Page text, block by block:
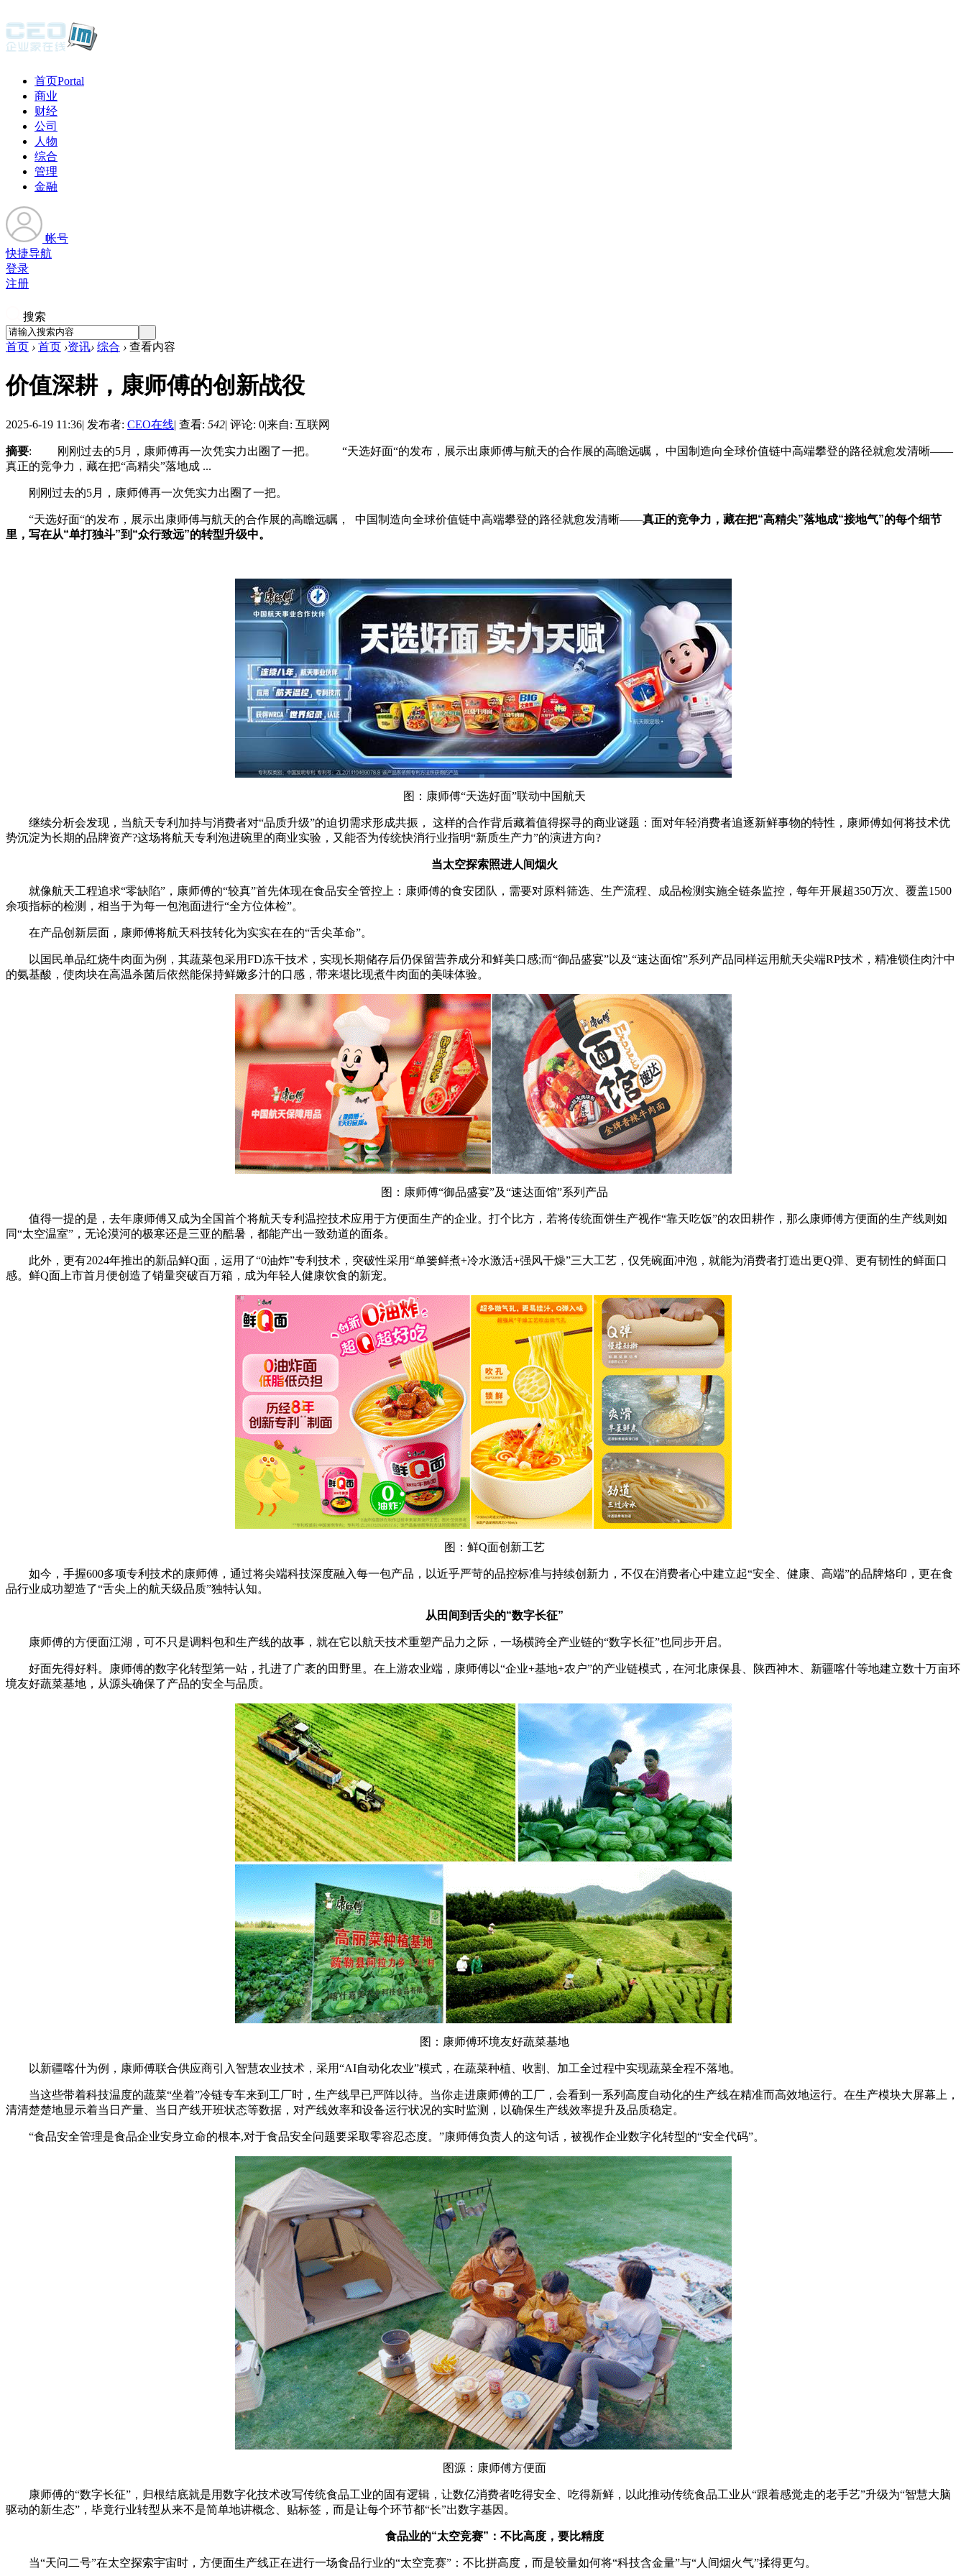
首页Portal
商业
财经
公司
人物
综合
管理
金融
帐号
快捷导航
登录
注册
搜索
首页 › 首页 ›资讯› 综合 › 查看内容
价值深耕，康师傅的创新战役
2025-6-19 11:36| 发布者: CEO在线| 查看: 542| 评论: 0|来自: 互联网
摘要: 刚刚过去的5月，康师傅再一次凭实力出圈了一把。 “天选好面“的发布，展示出康师傅与航天的合作展的高瞻远瞩， 中国制造向全球价值链中高端攀登的路径就愈发清晰——
真正的竞争力，藏在把“高精尖”落地成 ...
刚刚过去的5月，康师傅再一次凭实力出圈了一把。
“天选好面“的发布，展示出康师傅与航天的合作展的高瞻远瞩， 中国制造向全球价值链中高端攀登的路径就愈发清晰——真正的竞争力，藏在把“高精尖”落地成“接地气”的每个细节
里，写在从“单打独斗”到“众行致远”的转型升级中。
图：康师傅“天选好面”联动中国航天
继续分析会发现，当航天专利加持与消费者对“品质升级”的迫切需求形成共振， 这样的合作背后藏着值得探寻的商业谜题：面对年轻消费者追逐新鲜事物的特性，康师傅如何将技术优
势沉淀为长期的品牌资产?这场将航天专利泡进碗里的商业实验，又能否为传统快消行业指明“新质生产力”的演进方向?
当太空探索照进人间烟火
就像航天工程追求“零缺陷”，康师傅的“较真”首先体现在食品安全管控上：康师傅的食安团队，需要对原料筛选、生产流程、成品检测实施全链条监控，每年开展超350万次、覆盖1500
余项指标的检测，相当于为每一包泡面进行“全方位体检”。
在产品创新层面，康师傅将航天科技转化为实实在在的“舌尖革命”。
以国民单品红烧牛肉面为例，其蔬菜包采用FD冻干技术，实现长期储存后仍保留营养成分和鲜美口感;而“御品盛宴”以及“速达面馆”系列产品同样运用航天尖端RP技术，精准锁住肉汁中
的氨基酸，使肉块在高温杀菌后依然能保持鲜嫩多汁的口感，带来堪比现煮牛肉面的美味体验。
图：康师傅“御品盛宴”及“速达面馆”系列产品
值得一提的是，去年康师傅又成为全国首个将航天专利温控技术应用于方便面生产的企业。打个比方，若将传统面饼生产视作“靠天吃饭”的农田耕作，那么康师傅方便面的生产线则如
同“太空温室”，无论漠河的极寒还是三亚的酷暑，都能产出一致劲道的面条。
此外，更有2024年推出的新品鲜Q面，运用了“0油炸”专利技术，突破性采用“单篓鲜煮+冷水激活+强风干燥”三大工艺，仅凭碗面冲泡，就能为消费者打造出更Q弹、更有韧性的鲜面口
感。鲜Q面上市首月便创造了销量突破百万箱，成为年轻人健康饮食的新宠。
图：鲜Q面创新工艺
如今，手握600多项专利技术的康师傅，通过将尖端科技深度融入每一包产品，以近乎严苛的品控标准与持续创新力，不仅在消费者心中建立起“安全、健康、高端”的品牌烙印，更在食
品行业成功塑造了“舌尖上的航天级品质”独特认知。
从田间到舌尖的“数字长征”
康师傅的方便面江湖，可不只是调料包和生产线的故事，就在它以航天技术重塑产品力之际，一场横跨全产业链的“数字长征”也同步开启。
好面先得好料。康师傅的数字化转型第一站，扎进了广袤的田野里。在上游农业端，康师傅以“企业+基地+农户”的产业链模式，在河北康保县、陕西神木、新疆喀什等地建立数十万亩环
境友好蔬菜基地，从源头确保了产品的安全与品质。
图：康师傅环境友好蔬菜基地
以新疆喀什为例，康师傅联合供应商引入智慧农业技术，采用“AI自动化农业”模式，在蔬菜种植、收割、加工全过程中实现蔬菜全程不落地。
当这些带着科技温度的蔬菜“坐着”冷链专车来到工厂时，生产线早已严阵以待。当你走进康师傅的工厂，会看到一系列高度自动化的生产线在精准而高效地运行。在生产模块大屏幕上，
清清楚楚地显示着当日产量、当日产线开班状态等数据，对产线效率和设备运行状况的实时监测，以确保生产线效率提升及品质稳定。
“食品安全管理是食品企业安身立命的根本,对于食品安全问题要采取零容忍态度。”康师傅负责人的这句话，被视作企业数字化转型的“安全代码”。
图源：康师傅方便面
康师傅的“数字长征”，归根结底就是用数字化技术改写传统食品工业的固有逻辑，让数亿消费者吃得安全、吃得新鲜，以此推动传统食品工业从“跟着感觉走的老手艺”升级为“智慧大脑
驱动的新生态”，毕竟行业转型从来不是简单地讲概念、贴标签，而是让每个环节都“长”出数字基因。
食品业的“太空竞赛”：不比高度，要比精度
当“天问二号”在太空探索宇宙时，方便面生产线正在进行一场食品行业的“太空竞赛”：不比拼高度，而是较量如何将“科技含金量”与“人间烟火气”揉得更匀。